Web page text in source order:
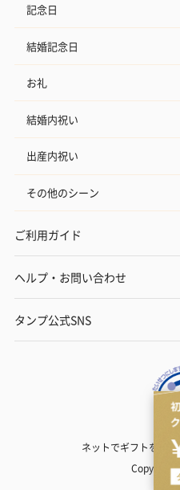
記念日
結婚記念日
お礼
結婚内祝い
出産内祝い
その他のシーン
ご利用ガイド
ヘルプ・お問い合わせ
タンプ公式SNS
ネットでギフトを贈る